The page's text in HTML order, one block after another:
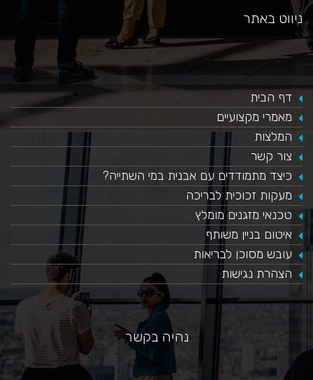
ניווט באתר
דף הבית
מאמרי מקצועיים
המלצות
צור קשר
כיצד מתמודדים עם אבנית במי השתייה?
​מעקות זכוכית לבריכה
טכנאי מזגנים מומלץ
איטום בניין משותף
עובש מסוכן לבריאות
הצהרת נגישות
נהיה בקשר